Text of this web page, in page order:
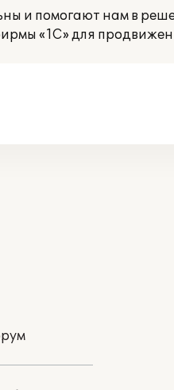
и помогают нам в
«1С» для